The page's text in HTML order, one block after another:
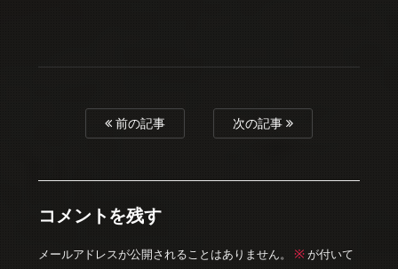
前の記事 次の記事
コメントを残す
メールアドレスが公開されることはありません。 ※ が付いて